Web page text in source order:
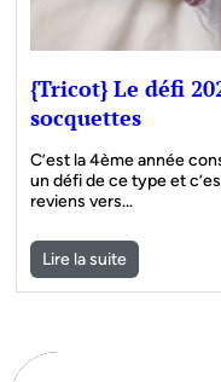
{Tricot} Le défi
socquettes
C’est la 4ème année
un défi de ce type et
reviens vers…
Lire la suite